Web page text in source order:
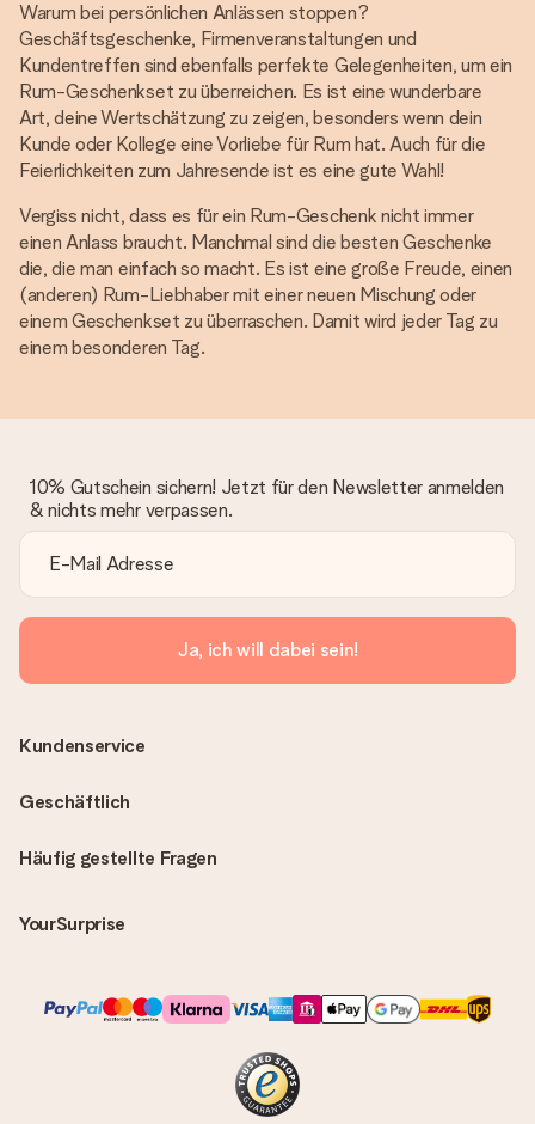
Warum bei persönlichen Anlässen stoppen?
Geschäftsgeschenke, Firmenveranstaltungen und
Kundentreffen sind ebenfalls perfekte Gelegenheiten, um ein
Rum-Geschenkset zu überreichen. Es ist eine wunderbare
Art, deine Wertschätzung zu zeigen, besonders wenn dein
Kunde oder Kollege eine Vorliebe für Rum hat. Auch für die
Feierlichkeiten zum Jahresende ist es eine gute Wahl!
Vergiss nicht, dass es für ein Rum-Geschenk nicht immer
einen Anlass braucht. Manchmal sind die besten Geschenke
die, die man einfach so macht. Es ist eine große Freude, einen
(anderen) Rum-Liebhaber mit einer neuen Mischung oder
einem Geschenkset zu überraschen. Damit wird jeder Tag zu
einem besonderen Tag.
10% Gutschein sichern! Jetzt für den Newsletter anmelden
& nichts mehr verpassen.
Ja, ich will dabei sein!
Häufig gestellte Fragen
YourSurprise
Kundenservice
Geschäftlich